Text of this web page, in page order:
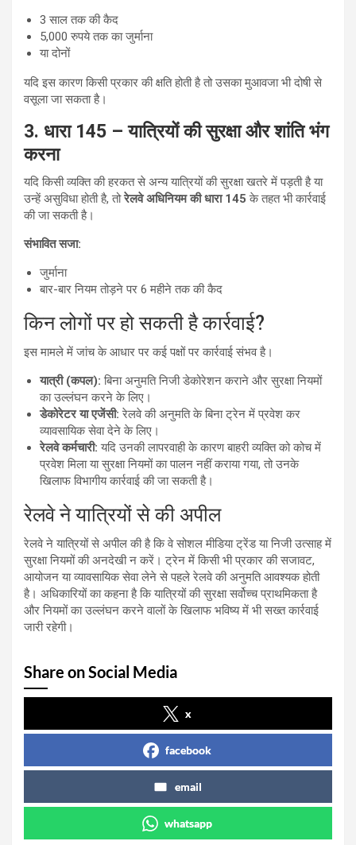
3 साल तक की कैद
5,000 रुपये तक का जुर्माना
या दोनों
यदि इस कारण किसी प्रकार की क्षति होती है तो उसका मुआवजा भी दोषी से
वसूला जा सकता है।
3. धारा 145 – यात्रियों की सुरक्षा और शांति भंग
करना
यदि किसी व्यक्ति की हरकत से अन्य यात्रियों की सुरक्षा खतरे में पड़ती है या
उन्हें असुविधा होती है, तोरेलवे अधिनियम की धारा 145 के तहत भी कार्रवाई
की जा सकती है।
संभावित सजा:
जुर्माना
बार-बार नियम तोड़ने पर 6 महीने तक की कैद
किन लोगों पर हो सकती है कार्रवाई?
इस मामले में जांच के आधार पर कई पक्षों पर कार्रवाई संभव है।
यात्री (कपल): बिना अनुमति निजी डेकोरेशन कराने और सुरक्षा नियमों
का उल्लंघन करने के लिए।
डेकोरेटर या एजेंसी: रेलवे की अनुमति के बिना ट्रेन में प्रवेश कर
व्यावसायिक सेवा देने के लिए।
रेलवे कर्मचारी: यदि उनकी लापरवाही के कारण बाहरी व्यक्ति को कोच में
प्रवेश मिला या सुरक्षा नियमों का पालन नहीं कराया गया, तो उनके
खिलाफ विभागीय कार्रवाई की जा सकती है।
रेलवे ने यात्रियों से की अपील
रेलवे ने यात्रियों से अपील की है कि वे सोशल मीडिया ट्रेंड या निजी उत्साह में
सुरक्षा नियमों की अनदेखी न करें। ट्रेन में किसी भी प्रकार की सजावट,
आयोजन या व्यावसायिक सेवा लेने से पहले रेलवे की अनुमति आवश्यक होती
है। अधिकारियों का कहना है कि यात्रियों की सुरक्षा सर्वोच्च प्राथमिकता है
और नियमों का उल्लंघन करने वालों के खिलाफ भविष्य में भी सख्त कार्रवाई
जारी रहेगी।
Share on Social Media
x
facebook
email
whatsapp